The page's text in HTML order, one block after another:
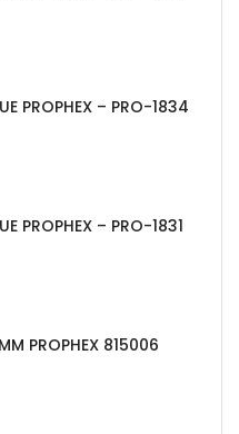
PROPHEX – PRO-1834
PROPHEX – PRO-1831
PROPHEX 815006